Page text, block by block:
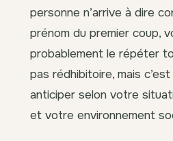
personne n’arrive à dire
prénom du premier coup,
probablement le répéter
pas rédhibitoire, mais
anticiper selon votre
et votre environnement